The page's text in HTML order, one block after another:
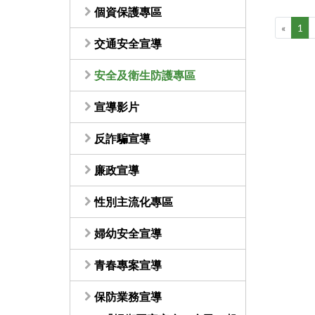
個資保護專區
交通安全宣導
安全及衛生防護專區
宣導影片
反詐騙宣導
廉政宣導
性別主流化專區
婦幼安全宣導
青春專案宣導
保防業務宣導
« 1